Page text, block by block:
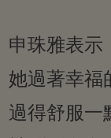
申珠雅表示
她過著幸福
過得舒服一